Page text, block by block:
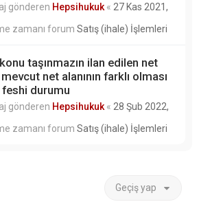
gönderen Hepsihukuk « 27 Kas 2021,
zamanı forum Satış (ihale) İşlemleri
taşınmazın ilan edilen net
mevcut net alanının farklı olması
feshi durumu
gönderen Hepsihukuk « 28 Şub 2022,
zamanı forum Satış (ihale) İşlemleri
Geçiş yap